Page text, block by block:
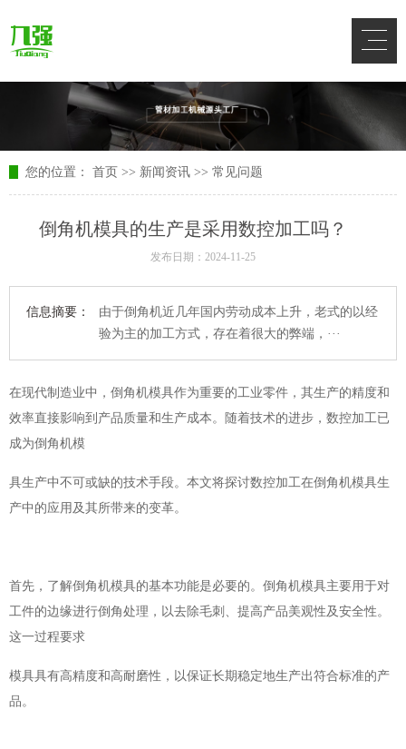
您的位置： 首页 >> 新闻资讯 >> 常见问题
倒角机模具的生产是采用数控加工吗？
发布日期：2024-11-25
信息摘要：
由于倒角机近几年国内劳动成本上升，老式的以经
验为主的加工方式，存在着很大的弊端，···
在现代制造业中，倒角机模具作为重要的工业零件，其生产的精度和
效率直接影响到产品质量和生产成本。随着技术的进步，数控加工已
成为倒角机模
具生产中不可或缺的技术手段。本文将探讨数控加工在倒角机模具生
产中的应用及其所带来的变革。
首先，了解倒角机模具的基本功能是必要的。倒角机模具主要用于对
工件的边缘进行倒角处理，以去除毛刺、提高产品美观性及安全性。
这一过程要求
模具具有高精度和高耐磨性，以保证长期稳定地生产出符合标准的产
品。